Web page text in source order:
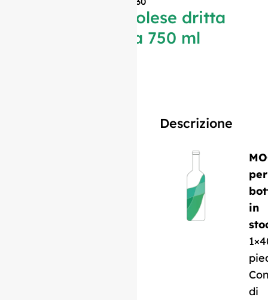
Bottiglia bordolese dritta
trasparente da 750 ml
Descrizione
per
in
di